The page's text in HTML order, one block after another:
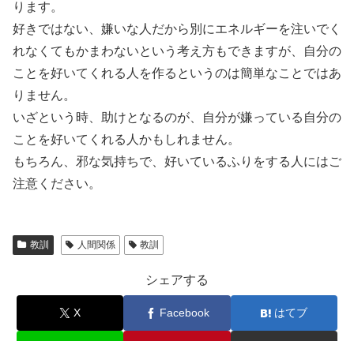
ります。
好きではない、嫌いな人だから別にエネルギーを注いでく
れなくてもかまわないという考え方もできますが、自分の
ことを好いてくれる人を作るというのは簡単なことではあ
りません。
いざという時、助けとなるのが、自分が嫌っている自分の
ことを好いてくれる人かもしれません。
もちろん、邪な気持ちで、好いているふりをする人にはご
注意ください。
教訓 人間関係 教訓
シェアする
X Facebook はてブ